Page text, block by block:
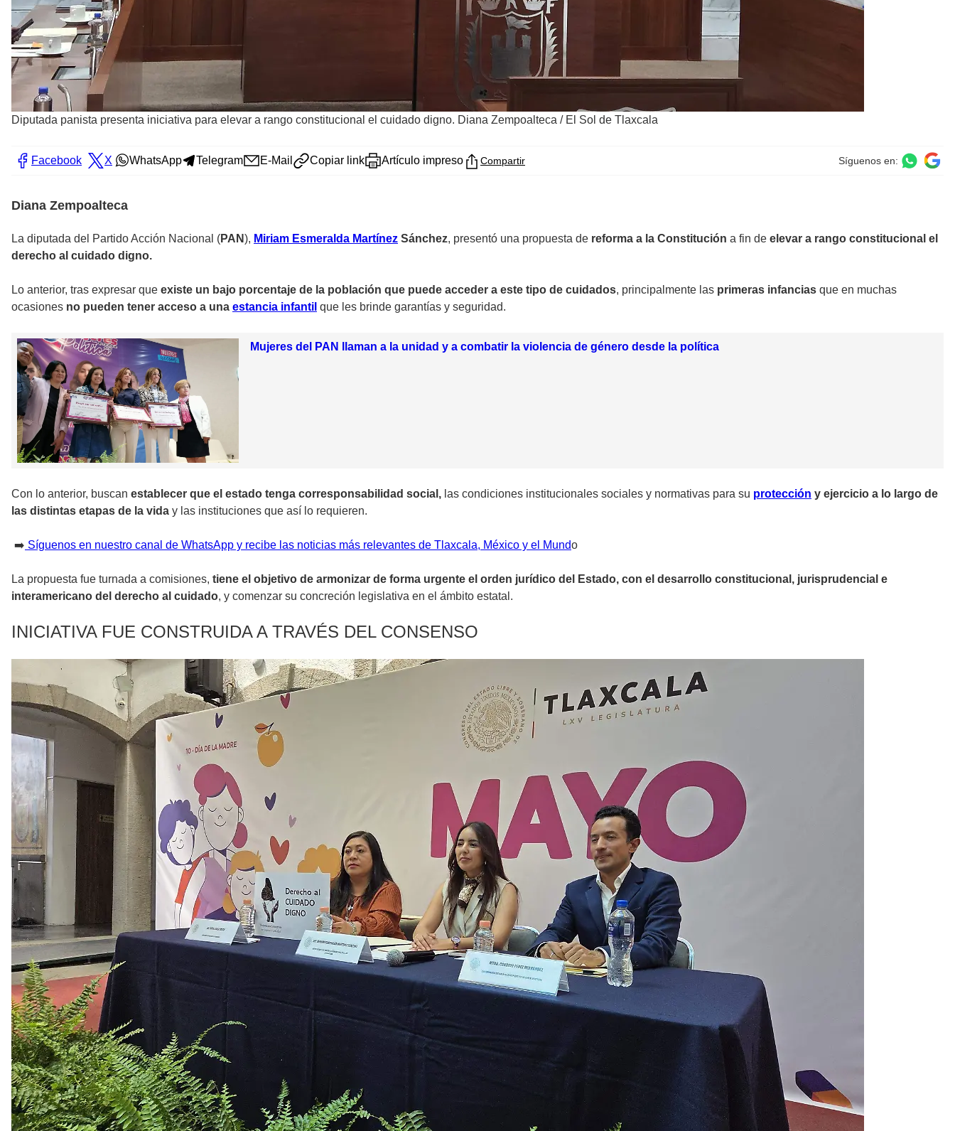
Diputada panista presenta iniciativa para elevar a rango constitucional el cuidado digno. Diana Zempoalteca / El Sol de Tlaxcala
Facebook X WhatsApp Telegram E-Mail Copiar link Artículo impreso Compartir Síguenos en:
Diana Zempoalteca
La diputada del Partido Acción Nacional (PAN), Miriam Esmeralda Martínez Sánchez, presentó una propuesta de reforma a la Constitución a fin de elevar a rango constitucional el
derecho al cuidado digno.
Lo anterior, tras expresar que existe un bajo porcentaje de la población que puede acceder a este tipo de cuidados, principalmente las primeras infancias que en muchas
ocasiones no pueden tener acceso a una estancia infantil que les brinde garantías y seguridad.
Mujeres del PAN llaman a la unidad y a combatir la violencia de género desde la política
Con lo anterior, buscan establecer que el estado tenga corresponsabilidad social, las condiciones institucionales sociales y normativas para su protección y ejercicio a lo largo de
las distintas etapas de la vida y las instituciones que así lo requieren.
➡️ Síguenos en nuestro canal de WhatsApp y recibe las noticias más relevantes de Tlaxcala, México y el Mundo
La propuesta fue turnada a comisiones, tiene el objetivo de armonizar de forma urgente el orden jurídico del Estado, con el desarrollo constitucional, jurisprudencial e
interamericano del derecho al cuidado, y comenzar su concreción legislativa en el ámbito estatal.
INICIATIVA FUE CONSTRUIDA A TRAVÉS DEL CONSENSO